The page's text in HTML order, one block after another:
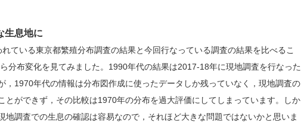
生息地に
ている東京都繁殖分布調査の結果と今回行なっている調査の結果を比べるこ
分布変化を見てみました。1990年代の結果は2017-18年に現地調査を行なった
，1970年代の情報は分布図作成に使ったデータしか残っていなく，現地調査の
とができず，その比較は1970年の分布を過大評価にしてしまっています。しか
地調査での生息の確認は容易なので，それほど大きな問題ではないかと思いま